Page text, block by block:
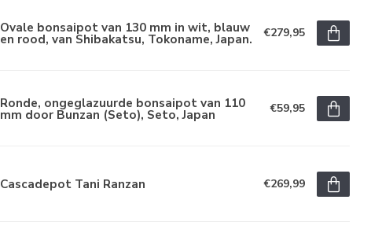
Ovale bonsaipot van 130 mm in wit, blauw
en rood, van Shibakatsu, Tokoname, Japan. €279,95
Ronde, ongeglazuurde bonsaipot van 110
mm door Bunzan (Seto), Seto, Japan €59,95
Cascadepot Tani Ranzan €269,99